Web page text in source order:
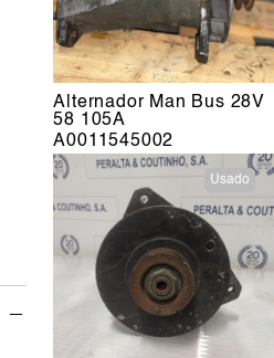
Alternador Man Bus 28V
58 105A
A0011545002
Usado